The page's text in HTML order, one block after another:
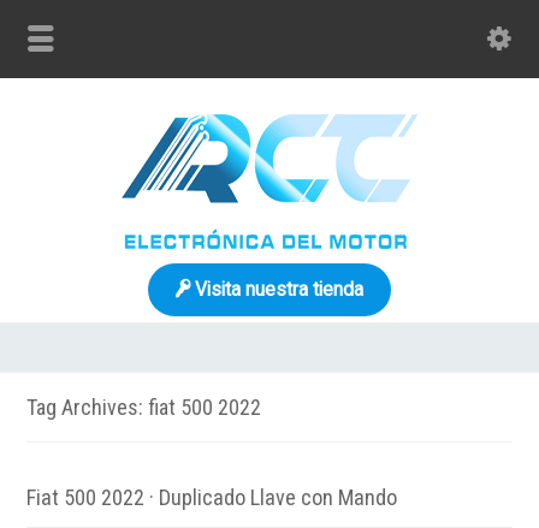
Visita nuestra tienda
Tag Archives: fiat 500 2022
Fiat 500 2022 · Duplicado Llave con Mando